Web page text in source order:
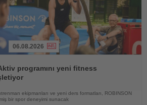
06.08.2026
programını yeni fitness
ekipmanları ve yeni ders formatları, ROBINSON
bir spor deneyimi sunacak